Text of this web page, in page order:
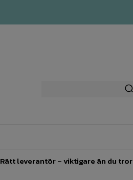
Rätt leverantör – viktigare än du tror